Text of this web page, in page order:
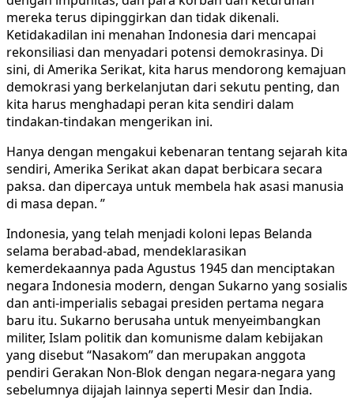
mereka terus dipinggirkan dan tidak dikenali.
Ketidakadilan ini menahan Indonesia dari mencapai
rekonsiliasi dan menyadari potensi demokrasinya. Di
sini, di Amerika Serikat, kita harus mendorong kemajuan
demokrasi yang berkelanjutan dari sekutu penting, dan
kita harus menghadapi peran kita sendiri dalam
tindakan-tindakan mengerikan ini.
Hanya dengan mengakui kebenaran tentang sejarah kita
sendiri, Amerika Serikat akan dapat berbicara secara
paksa. dan dipercaya untuk membela hak asasi manusia
di masa depan. ”
Indonesia, yang telah menjadi koloni lepas Belanda
selama berabad-abad, mendeklarasikan
kemerdekaannya pada Agustus 1945 dan menciptakan
negara Indonesia modern, dengan Sukarno yang sosialis
dan anti-imperialis sebagai presiden pertama negara
baru itu. Sukarno berusaha untuk menyeimbangkan
militer, Islam politik dan komunisme dalam kebijakan
yang disebut “Nasakom” dan merupakan anggota
pendiri Gerakan Non-Blok dengan negara-negara yang
sebelumnya dijajah lainnya seperti Mesir dan India.